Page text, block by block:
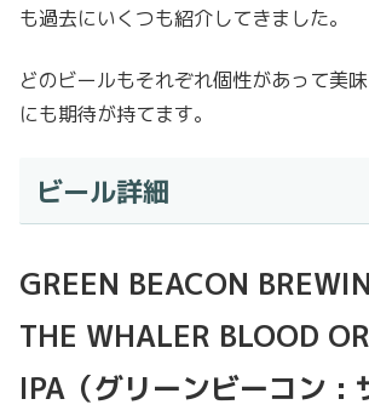
も過去にいくつも紹介してきました。
どのビールもそれぞれ個性があって美
にも期待が持てます。
ビール詳細
GREEN BEACON
THE WHALER BLOOD
IPA（グリーンビーコン :